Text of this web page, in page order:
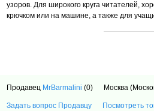
узоров. Для широкого круга читателей,
крючком или на машине, а также для
Продавец MrBarmalini (0) Москва
Задать вопрос Продавцу Посмотреть